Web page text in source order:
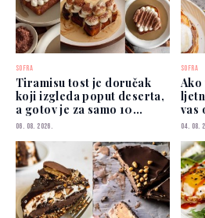
SOFRA
Tiramisu tost je doručak
koji izgleda poput deserta,
a gotov je za samo 10
minuta
06. 08. 2026.
SOFRA
Ako
vas
04. 08.